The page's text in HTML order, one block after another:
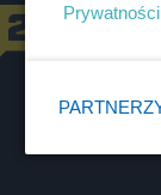
Prywatności